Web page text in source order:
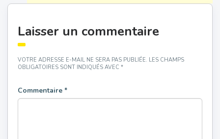
Laisser un commentaire
VOTRE ADRESSE E-MAIL NE SERA PAS PUBLIÉE. LES CHAMPS
OBLIGATOIRES SONT INDIQUÉS AVEC *
Commentaire *